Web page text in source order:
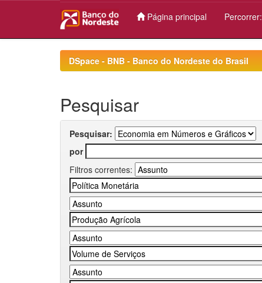
Página principal Percorrer:
DSpace - BNB - Banco do Nordeste do Brasil
Pesquisar
Pesquisar:
por
Filtros correntes: